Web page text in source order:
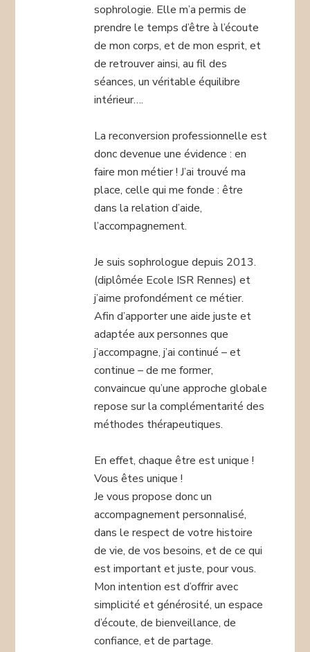
sophrologie. Elle m’a permis de
prendre le temps d’être à l’écoute
de mon corps, et de mon esprit, et
de retrouver ainsi, au fil des
séances, un véritable équilibre
intérieur….
La reconversion professionnelle est
donc devenue une évidence : en
faire mon métier ! J’ai trouvé ma
place, celle qui me fonde : être
dans la relation d’aide,
l’accompagnement.
Je suis sophrologue depuis 2013.
(diplômée Ecole ISR Rennes) et
j’aime profondément ce métier.
Afin d’apporter une aide juste et
adaptée aux personnes que
j’accompagne, j’ai continué – et
continue – de me former,
convaincue qu’une approche globale
repose sur la complémentarité des
méthodes thérapeutiques.
En effet, chaque être est unique !
Vous êtes unique !
Je vous propose donc un
accompagnement personnalisé,
dans le respect de votre histoire
de vie, de vos besoins, et de ce qui
est important et juste, pour vous.
Mon intention est d’offrir avec
simplicité et générosité, un espace
d’écoute, de bienveillance, de
confiance, et de partage.